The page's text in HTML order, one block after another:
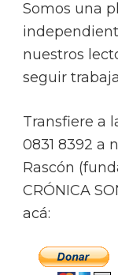
Somos una
nuestros
seguir
Transfiere a
0831 8392 a
Rascón
CRÓNICA
acá: